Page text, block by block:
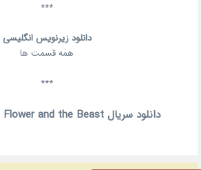
***
دانلود زیرنویس انگلیسی
همه قسمت ها
***
دانلود سریال Flower and the Beast با لینک مستقیم